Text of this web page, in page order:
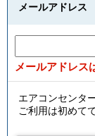
メールアドレス
メールアドレス
エアコンセンタ
ご利用は初めて